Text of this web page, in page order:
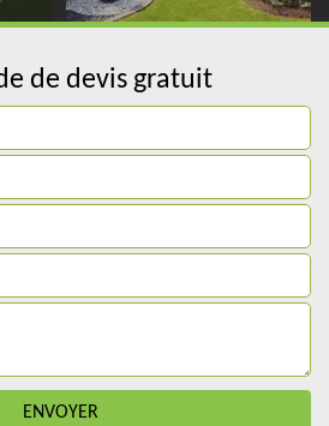
de devis gratuit